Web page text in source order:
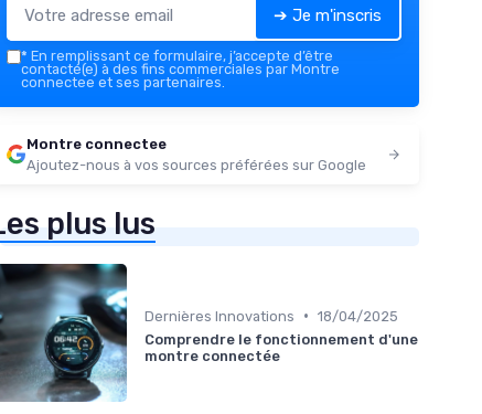
➔ Je m'inscris
* En remplissant ce formulaire, j’accepte d’être
contacté(e) à des fins commerciales par Montre
connectee et ses partenaires.
Montre connectee
Ajoutez-nous à vos sources préférées sur Google
plus lus
Dernières Innovations • 18/04/2025
Comprendre le fonctionnement d'une
montre connectée